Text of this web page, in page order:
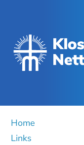
Home
Links